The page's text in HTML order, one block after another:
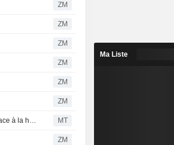
ZM
ZM
ZM
ZM
ZM
ZM
D.R. Horton confronté à une pression sur les marges et les volumes face à la hausse des coûts d'incitation, selon Oppenheimer MT
ZM
Ma Liste